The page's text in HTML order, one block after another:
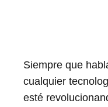
Siempre que
cualquier
esté